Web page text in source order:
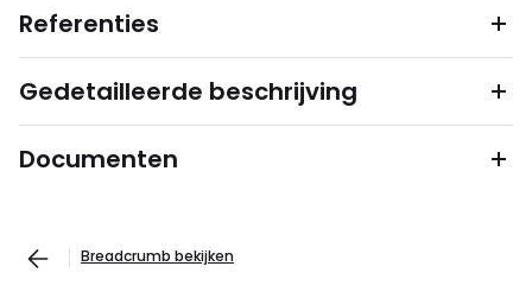
Referenties
Gedetailleerde beschrijving
Documenten
Breadcrumb bekijken